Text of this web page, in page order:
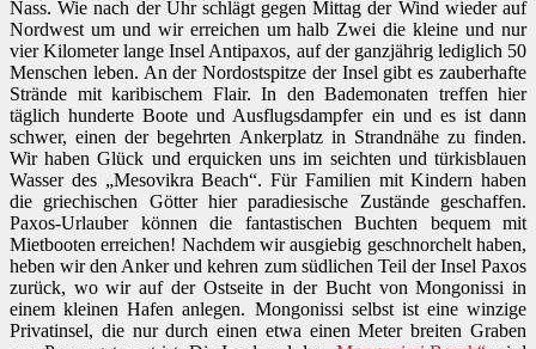
Nass. Wie nach der Uhr schlägt gegen Mittag der Wind wieder auf
Nordwest um und wir erreichen um halb Zwei die kleine und nur
vier Kilometer lange Insel Antipaxos, auf der ganzjährig lediglich 50
Menschen leben. An der Nordostspitze der Insel gibt es zauberhafte
Strände mit karibischem Flair. In den Bademonaten treffen hier
täglich hunderte Boote und Ausflugsdampfer ein und es ist dann
schwer, einen der begehrten Ankerplatz in Strandnähe zu finden.
Wir haben Glück und erquicken uns im seichten und türkisblauen
Wasser des „Mesovikra Beach“. Für Familien mit Kindern haben
die griechischen Götter hier paradiesische Zustände geschaffen.
Paxos-Urlauber können die fantastischen Buchten bequem mit
Mietbooten erreichen! Nachdem wir ausgiebig geschnorchelt haben,
heben wir den Anker und kehren zum südlichen Teil der Insel Paxos
zurück, wo wir auf der Ostseite in der Bucht von Mongonissi in
einem kleinen Hafen anlegen. Mongonissi selbst ist eine winzige
Privatinsel, die nur durch einen etwa einen Meter breiten Graben